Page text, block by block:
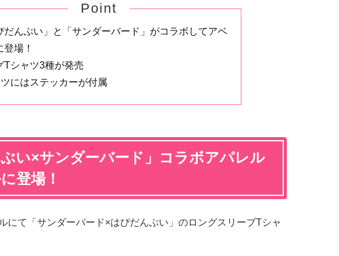
Point
だんぶい」と「サンダーバード」がコラボしてアベ
登場！
Tシャツ3種が発売
にはステッカーが付属
ぶい×サンダーバード」コラボアパレル
登場！
にて「サンダーバード×はぴだんぶい」のロングスリーブTシャ